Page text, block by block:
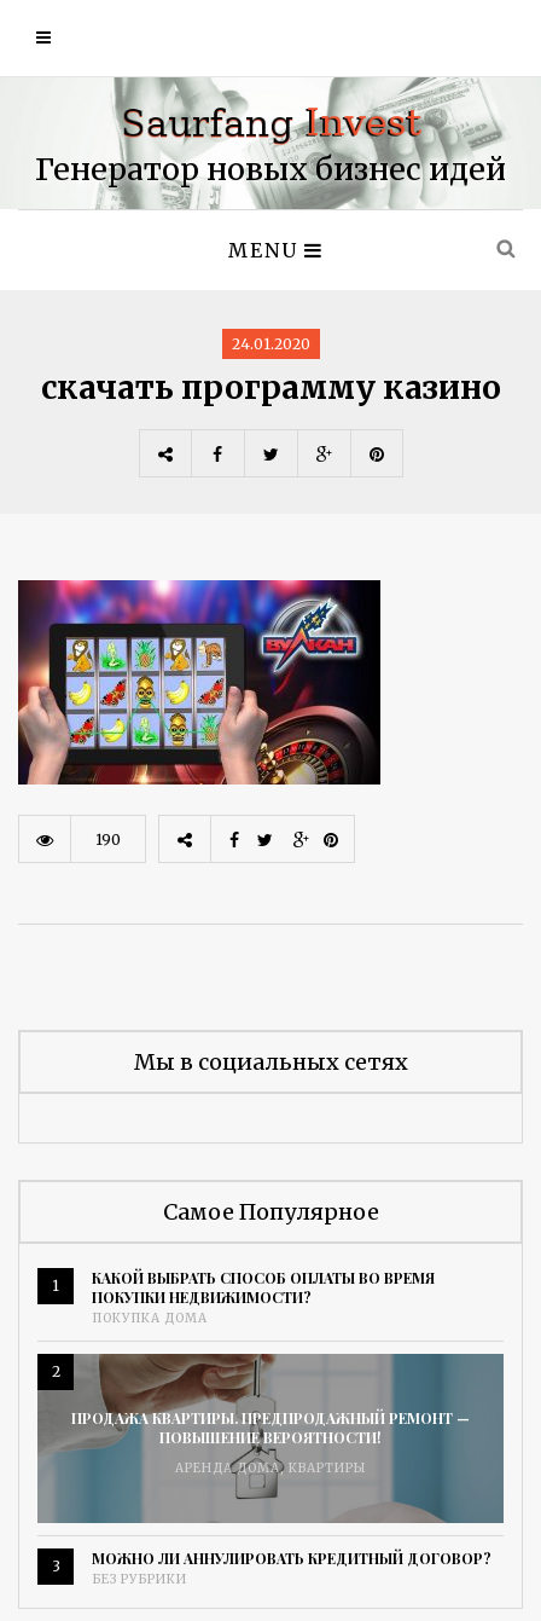
Генератор новых бизнес идей
MENU
24.01.2020
скачать программу казино
190
Мы в социальных сетях
Самое Популярное
1
КАКОЙ ВЫБРАТЬ СПОСОБ ОПЛАТЫ ВО ВРЕМЯ
ПОКУПКИ НЕДВИЖИМОСТИ?
ПОКУПКА ДОМА
2
ПРОДАЖА КВАРТИРЫ. ПРЕДПРОДАЖНЫЙ РЕМОНТ —
ПОВЫШЕНИЕ ВЕРОЯТНОСТИ!
АРЕНДА ДОМА, КВАРТИРЫ
3 МОЖНО ЛИ АННУЛИРОВАТЬ КРЕДИТНЫЙ ДОГОВОР?
БЕЗ РУБРИКИ